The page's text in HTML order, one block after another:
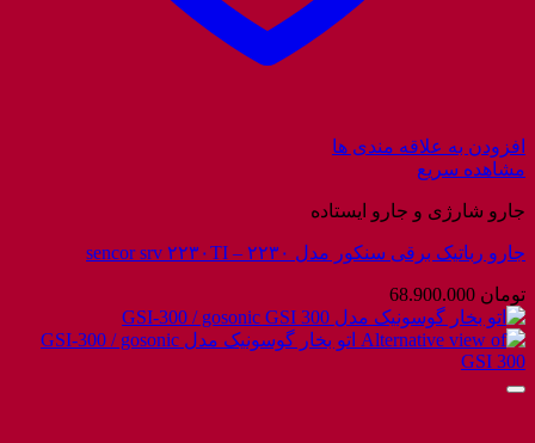
افزودن به علاقه مندی ها
مشاهده سریع
جارو شارژی و جارو ایستاده
جارو رباتیک برقی سنکور مدل ۲۲۳۰ – sencor srv ۲۲۳۰TI
تومان